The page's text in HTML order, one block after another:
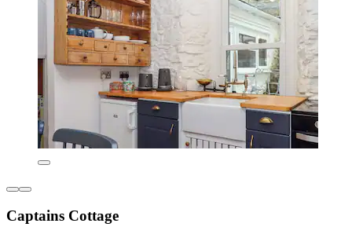
Captains Cottage